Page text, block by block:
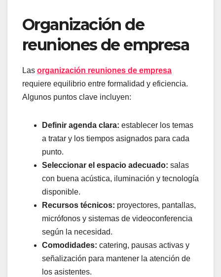
Organización de
reuniones de empresa
Las organización reuniones de empresa
requiere equilibrio entre formalidad y eficiencia.
Algunos puntos clave incluyen:
Definir agenda clara: establecer los temas
a tratar y los tiempos asignados para cada
punto.
Seleccionar el espacio adecuado: salas
con buena acústica, iluminación y tecnología
disponible.
Recursos técnicos: proyectores, pantallas,
micrófonos y sistemas de videoconferencia
según la necesidad.
Comodidades: catering, pausas activas y
señalización para mantener la atención de
los asistentes.